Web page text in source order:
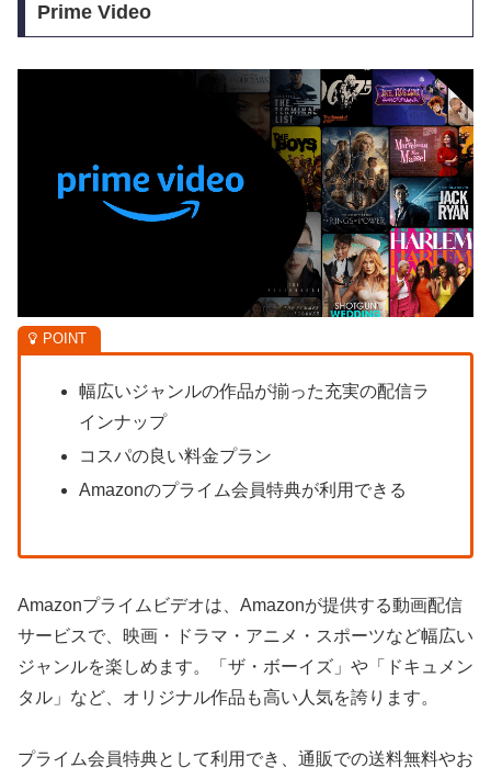
Prime Video
幅広いジャンルの作品が揃った充実の配信ラ
インナップ
コスパの良い料金プラン
Amazonのプライム会員特典が利用できる
Amazonプライムビデオは、Amazonが提供する動画配信
サービスで、映画・ドラマ・アニメ・スポーツなど幅広い
ジャンルを楽しめます。「ザ・ボーイズ」や「ドキュメン
タル」など、オリジナル作品も高い人気を誇ります。
プライム会員特典として利用でき、通販での送料無料やお